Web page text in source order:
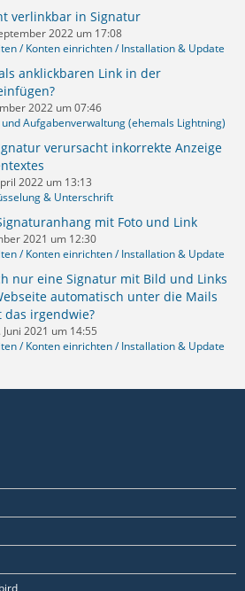
verlinkbar in Signatur
2022 um 17:08
/ Konten einrichten / Installation & Update
anklickbaren Link in der
2022 um 07:46
Aufgabenverwaltung (ehemals Lightning)
verursacht inkorrekte Anzeige
2022 um 13:13
& Unterschrift
mit Foto und Link
2021 um 12:30
/ Konten einrichten / Installation & Update
nur eine Signatur mit Bild und Links
automatisch unter die Mails
irgendwie?
Juni 2021 um 14:55
/ Konten einrichten / Installation & Update